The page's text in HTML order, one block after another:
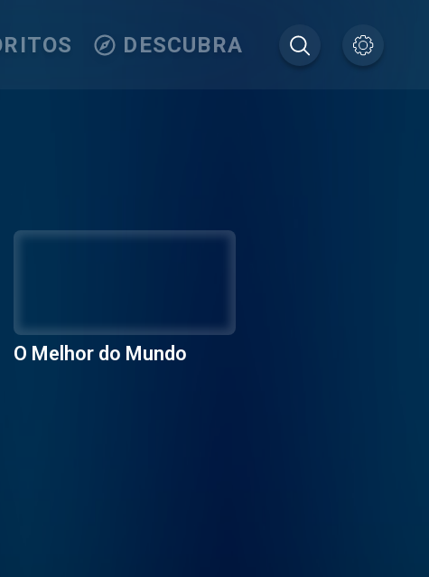
DESCUBRA
O Melhor do Mundo